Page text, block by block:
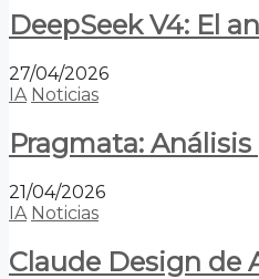
DeepSeek V4: El
27/04/2026
IA Noticias
Pragmata:
21/04/2026
IA Noticias
Claude Design de